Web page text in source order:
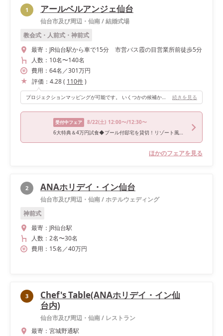
1
仙台市及び周辺・仙南/結婚式場
アールベルアンジェ仙台
教会式・人前式・神前式
最寄： JR仙台駅から車で15分 市営バス霞の目営業所前徒歩5分
人数： 10名〜140名
費用： 64名 ／301万円
評価： 4.28( 110件)
プロジェクションマッピングが可能です。 いくつかの候補から好きな映像が選べます。 季節に合わせた映像や、海や花などがありました。私たちはワンスアポンアタイムの曲で作られたマッピングをえらびました＾＾ 大階段からの入場は、私たちにとって大切な方々を一気に視界に入れることができ、とても感動しました。 色合いがホワイトなので温かみが感じられる会場です。ナチュラルウエディングがテーマの方にもぴったりだと思います。 大きなスクリーンがたくさんあるのでゲストが体制を変えなくても見ることができるようになっていました。 続きを見る
受付中フェア 8/22(土) 12:00〜/12:30〜
6大特典＆4万円試食◆プール付邸宅を貸切！リゾート風WD体験
ほかのフェアを見る
2
仙台市及び周辺・仙南/ホテルウェディング
ANAホリデイ・イン仙台
神前式
最寄： JR仙台駅
人数： 2名〜30名
費用： 15名 ／40万円
3
仙台市及び周辺・仙南/ レストラン
Chef's Table(ANAホリデイ・イン仙
台内)
最寄： 宮城野通駅